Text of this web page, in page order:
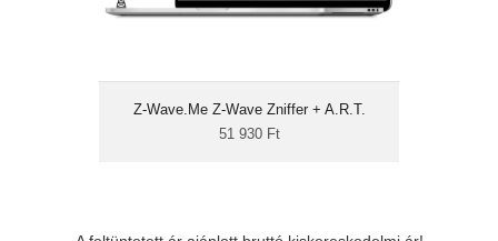
Z-Wave.Me Z-Wave Zniffer + A.R.T.
51 930 Ft
Kifejezetten Z-Wave telepítők számára
Zniffer továbbfejlesztett változata.